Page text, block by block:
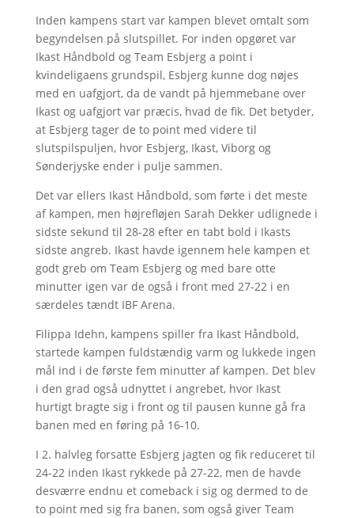
Inden kampens start var kampen blevet omtalt som
begyndelsen på slutspillet. For inden opgøret var
Ikast Håndbold og Team Esbjerg a point i
kvindeligaens grundspil, Esbjerg kunne dog nøjes
med en uafgjort, da de vandt på hjemmebane over
Ikast og uafgjort var præcis, hvad de fik. Det betyder,
at Esbjerg tager de to point med videre til
slutspilspuljen, hvor Esbjerg, Ikast, Viborg og
Sønderjyske ender i pulje sammen.
Det var ellers Ikast Håndbold, som førte i det meste
af kampen, men højrefløjen Sarah Dekker udlignede i
sidste sekund til 28-28 efter en tabt bold i Ikasts
sidste angreb. Ikast havde igennem hele kampen et
godt greb om Team Esbjerg og med bare otte
minutter igen var de også i front med 27-22 i en
særdeles tændt IBF Arena.
Filippa Idehn, kampens spiller fra Ikast Håndbold,
startede kampen fuldstændig varm og lukkede ingen
mål ind i de første fem minutter af kampen. Det blev
i den grad også udnyttet i angrebet, hvor Ikast
hurtigt bragte sig i front og til pausen kunne gå fra
banen med en føring på 16-10.
I 2. halvleg forsatte Esbjerg jagten og fik reduceret til
24-22 inden Ikast rykkede på 27-22, men de havde
desværre endnu et comeback i sig og dermed to de
to point med sig fra banen, som også giver Team